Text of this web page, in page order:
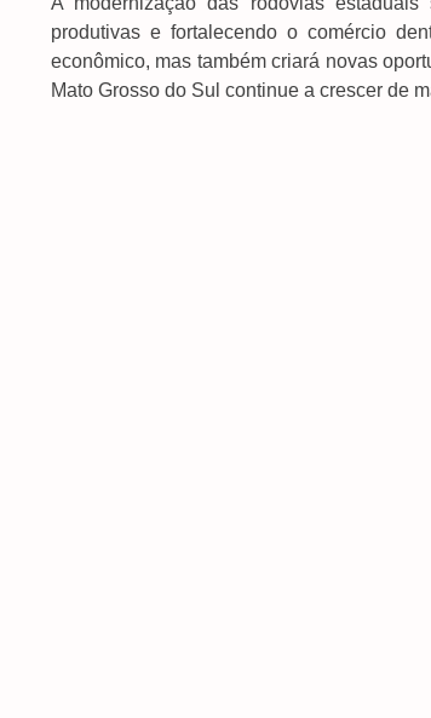
produtivas e fortalecendo o comércio
econômico, mas também criará novas
Mato Grosso do Sul continue a crescer de